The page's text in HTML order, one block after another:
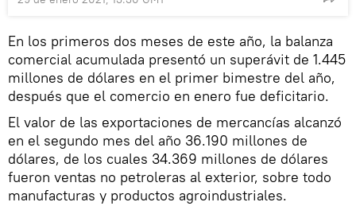
En los primeros dos meses de este año, la balanza
comercial acumulada presentó un superávit de 1.445
millones de dólares en el primer bimestre del año,
después que el comercio en enero fue deficitario.
El valor de las exportaciones de mercancías alcanzó
en el segundo mes del año 36.190 millones de
dólares, de los cuales 34.369 millones de dólares
fueron ventas no petroleras al exterior, sobre todo
manufacturas y productos agroindustriales.